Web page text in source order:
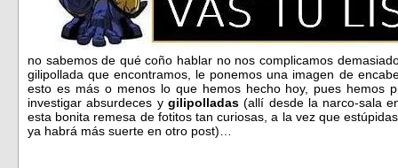
no sabemos de qué coño hablar no nos complicamos
gilipollada que encontramos, le ponemos una imagen de
esto es más o menos lo que hemos hecho hoy, pues hemos
investigar absurdeces y gilipolladas(allí desde la narco-sala
esta bonita remesa de fotitos tan curiosas, a la vez que
ya habrá más suerte en otro post)…